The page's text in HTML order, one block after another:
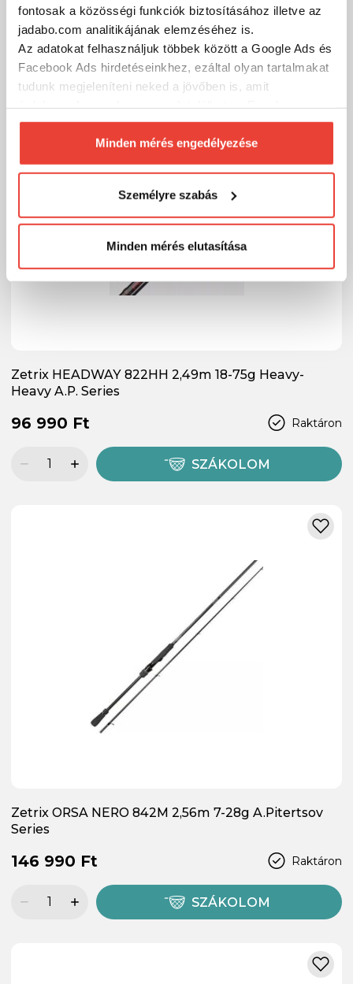
fontosak a közösségi funkciók biztosításához illetve az
jadabo.com analitikájának elemzéséhez is.
Az adatokat felhasználjuk többek között a Google Ads és
Facebook Ads hirdetéseinkhez, ezáltal olyan tartalmakat
tudunk megjeleníteni neked a jövőben is, amit
biztosításához arra kérünk, hogy engedd meg
számunkra minden mérés használatát.
Természetesensoha semmilyen formában nem fogunk
megváltoztathatod a döntésed ezzel kapcsolatban.
Előre is köszönjük!
Minden mérés engedélyezése
Személyre szabás
Minden mérés elutasítása
SZÁKOLOM
Zetrix HEADWAY 822HH 2,49m 18-75g Heavy-
Heavy A.P. Series
Raktáron
96 990 Ft
SZÁKOLOM
Zetrix ORSA NERO 842M 2,56m 7-28g A.Pitertsov
Series
Raktáron
146 990 Ft
SZÁKOLOM